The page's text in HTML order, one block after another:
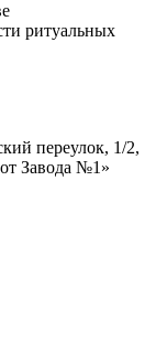
ритуальных
переулок, 1/2,
Завода №1»